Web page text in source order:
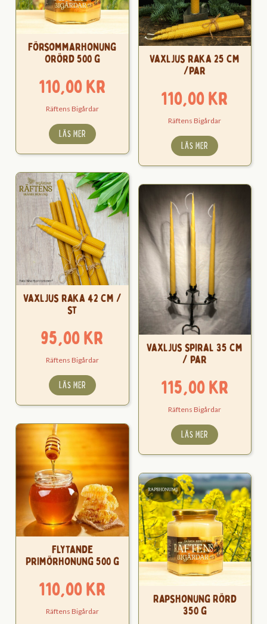
Försommarhonung
Orörd 500 g
110,00kr
Räftens Bigårdar
LÄS MER
Vaxljus raka 25 cm
/par
110,00kr
Räftens Bigårdar
LÄS MER
Vaxljus raka 42 cm /
st
95,00kr
Räftens Bigårdar
LÄS MER
Vaxljus spiral 35 cm
/ par
115,00kr
Räftens Bigårdar
LÄS MER
Flytande
Primörhonung 500 g
110,00kr
Räftens Bigårdar
Rapshonung Rörd
350 g